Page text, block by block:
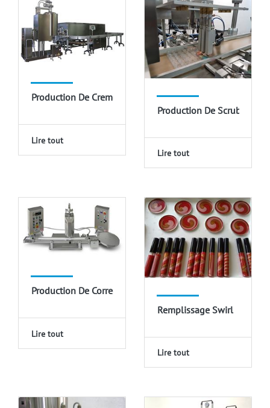
Production De Creme
Lire tout
Production De Scrub
Lire tout
Production De Correcteurs
Lire tout
Remplissage Swirl
Lire tout